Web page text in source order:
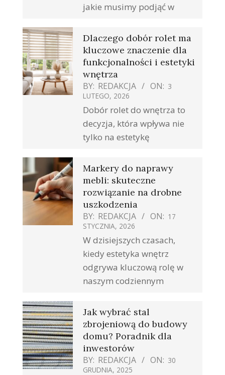
jakie musimy podjąć w
Dlaczego dobór rolet ma
kluczowe znaczenie dla
funkcjonalności i estetyki
wnętrza
BY: REDAKCJA ON: 3
LUTEGO, 2026
Dobór rolet do wnętrza to
decyzja, która wpływa nie
tylko na estetykę
Markery do naprawy
mebli: skuteczne
rozwiązanie na drobne
uszkodzenia
BY: REDAKCJA ON: 17
STYCZNIA, 2026
W dzisiejszych czasach,
kiedy estetyka wnętrz
odgrywa kluczową rolę w
naszym codziennym
Jak wybrać stal
zbrojeniową do budowy
domu? Poradnik dla
inwestorów
BY: REDAKCJA ON: 30
GRUDNIA, 2025